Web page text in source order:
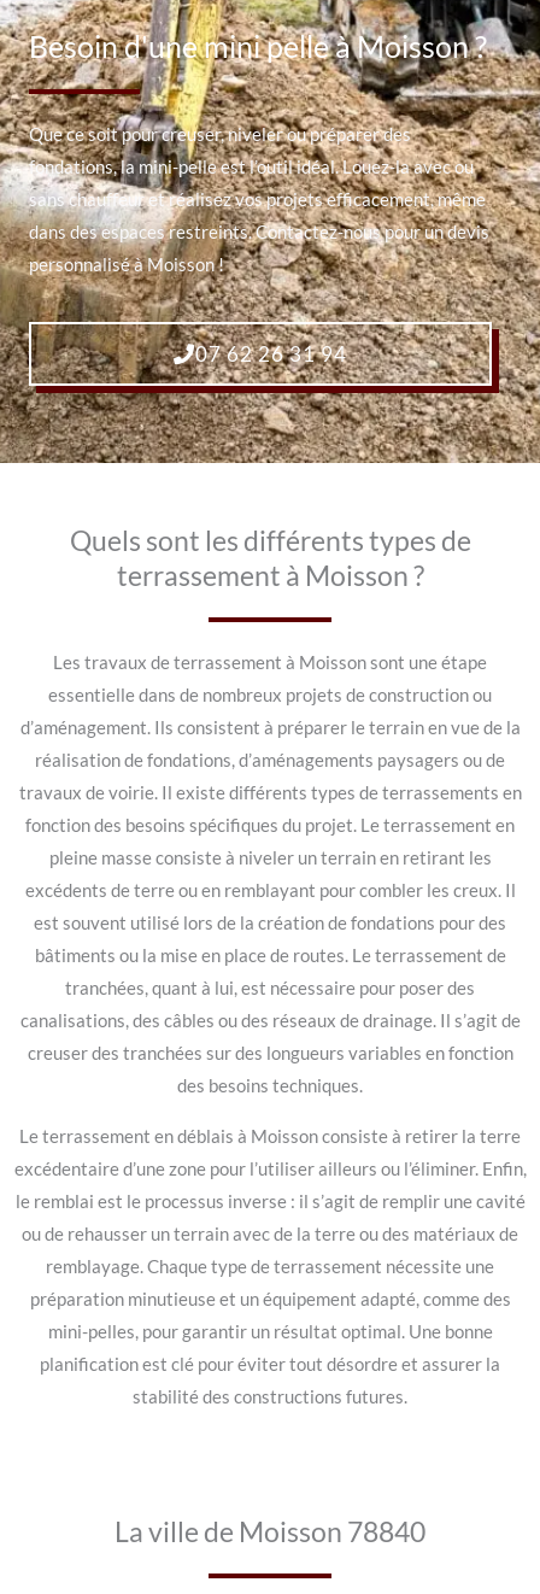
Besoin d'une mini pelle à Moisson ?
Que ce soit pour creuser, niveler ou préparer des
fondations, la mini-pelle est l’outil idéal. Louez-la avec ou
sans chauffeur et réalisez vos projets efficacement, même
dans des espaces restreints. Contactez-nous pour un devis
personnalisé à Moisson !
07 62 26 31 94
Quels sont les différents types de
terrassement à Moisson ?
Les travaux de terrassement à Moisson sont une étape
essentielle dans de nombreux projets de construction ou
d’aménagement. Ils consistent à préparer le terrain en vue de la
réalisation de fondations, d’aménagements paysagers ou de
travaux de voirie. Il existe différents types de terrassements en
fonction des besoins spécifiques du projet. Le terrassement en
pleine masse consiste à niveler un terrain en retirant les
excédents de terre ou en remblayant pour combler les creux. Il
est souvent utilisé lors de la création de fondations pour des
bâtiments ou la mise en place de routes. Le terrassement de
tranchées, quant à lui, est nécessaire pour poser des
canalisations, des câbles ou des réseaux de drainage. Il s’agit de
creuser des tranchées sur des longueurs variables en fonction
des besoins techniques.
Le terrassement en déblais à Moisson consiste à retirer la terre
excédentaire d’une zone pour l’utiliser ailleurs ou l’éliminer. Enfin,
le remblai est le processus inverse : il s’agit de remplir une cavité
ou de rehausser un terrain avec de la terre ou des matériaux de
remblayage. Chaque type de terrassement nécessite une
préparation minutieuse et un équipement adapté, comme des
mini-pelles, pour garantir un résultat optimal. Une bonne
planification est clé pour éviter tout désordre et assurer la
stabilité des constructions futures.
La ville de Moisson 78840